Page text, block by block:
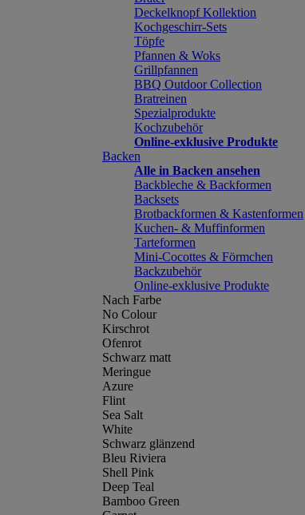
Deckelknopf Kollektion
Kochgeschirr-Sets
Töpfe
Pfannen & Woks
Grillpfannen
BBQ Outdoor Collection
Bratreinen
Spezialprodukte
Kochzubehör
Online-exklusive Produkte
Backen
Alle in Backen ansehen
Backbleche & Backformen
Backsets
Brotbackformen & Kastenformen
Kuchen- & Muffinformen
Tarteformen
Mini-Cocottes & Förmchen
Backzubehör
Online-exklusive Produkte
Nach Farbe
No Colour
Kirschrot
Ofenrot
Schwarz matt
Meringue
Azure
Flint
Sea Salt
White
Schwarz glänzend
Bleu Riviera
Shell Pink
Deep Teal
Bamboo Green